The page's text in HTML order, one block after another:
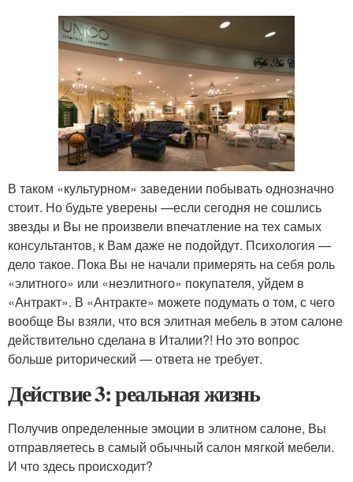
В таком «культурном» заведении побывать однозначно
стоит. Но будьте уверены —если сегодня не сошлись
звезды и Вы не произвели впечатление на тех самых
консультантов, к Вам даже не подойдут. Психология —
дело такое. Пока Вы не начали примерять на себя роль
«элитного» или «неэлитного» покупателя, уйдем в
«Антракт». В «Антракте» можете подумать о том, с чего
вообще Вы взяли, что вся элитная мебель в этом салоне
действительно сделана в Италии?! Но это вопрос
больше риторический — ответа не требует.
Действие 3: реальная жизнь
Получив определенные эмоции в элитном салоне, Вы
отправляетесь в самый обычный салон мягкой мебели.
И что здесь происходит?